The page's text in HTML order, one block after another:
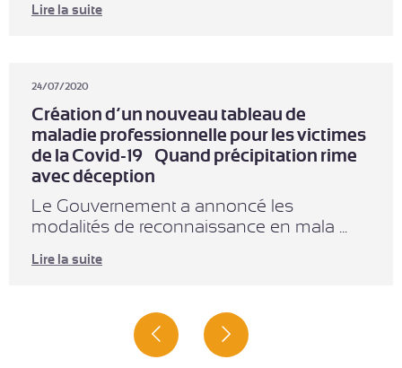
Lire la suite
24/07/2020
Création d’un nouveau tableau de
maladie professionnelle pour les victimes
de la Covid-19 – Quand précipitation rime
avec déception
Le Gouvernement a annoncé les
modalités de reconnaissance en mala ...
Lire la suite